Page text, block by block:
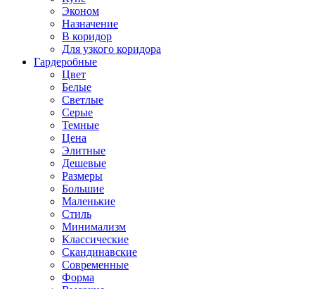
Эконом
Назначение
В коридор
Для узкого коридора
Гардеробные
Цвет
Белые
Светлые
Серые
Темные
Цена
Элитные
Дешевые
Размеры
Большие
Маленькие
Стиль
Минимализм
Классические
Скандинавские
Современные
Форма